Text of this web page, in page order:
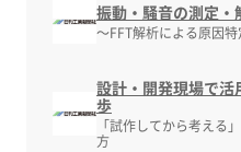
振動・騒音の測定
～FFT解析による原因
設計・開発現場で
歩
「試作してから考える
方